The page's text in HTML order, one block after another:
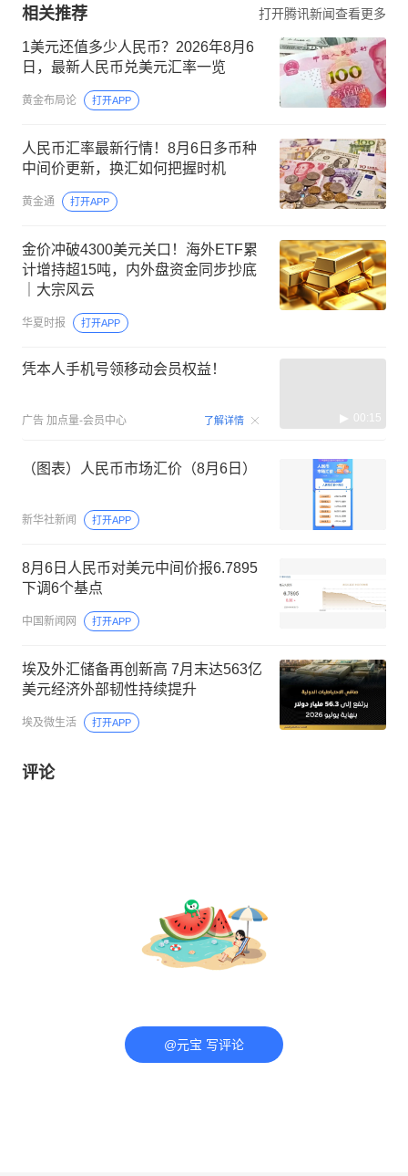
相关推荐 打开腾讯新闻查看更多
1美元还值多少人民币？2026年8月6
日，最新人民币兑美元汇率一览
黄金布局论 打开APP
人民币汇率最新行情！8月6日多币种
中间价更新，换汇如何把握时机
黄金通 打开APP
金价冲破4300美元关口！海外ETF累
计增持超15吨，内外盘资金同步抄底
｜大宗风云
华夏时报 打开APP
凭本人手机号领移动会员权益！
广告 加点量-会员中心 了解详情 00:15
（图表）人民币市场汇价（8月6日）
新华社新闻 打开APP
8月6日人民币对美元中间价报6.7895
下调6个基点
中国新闻网 打开APP
埃及外汇储备再创新高 7月末达563亿
美元经济外部韧性持续提升
埃及微生活 打开APP
评论
@元宝 写评论